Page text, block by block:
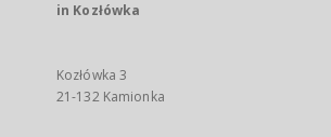
in Kozłówka
Kozłówka 3
21-132 Kamionka